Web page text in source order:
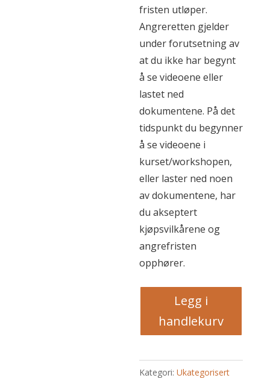
fristen utløper.
Angreretten gjelder
under forutsetning av
at du ikke har begynt
å se videoene eller
lastet ned
dokumentene. På det
tidspunkt du begynner
å se videoene i
kurset/workshopen,
eller laster ned noen
av dokumentene, har
du akseptert
kjøpsvilkårene og
angrefristen
opphører.
Sinnemestring
antall
Legg i
handlekurv
Kategori:Ukategorisert